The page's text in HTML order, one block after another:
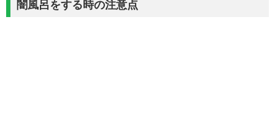
闇風呂をする時の注意点